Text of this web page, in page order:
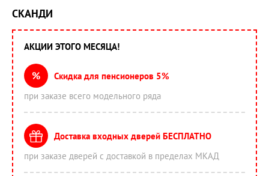
СКАНДИ
АКЦИИ ЭТОГО МЕСЯЦА!
%
Скидка для пенсионеров 5%
при заказе всего модельного ряда
Доставка входных дверей БЕСПЛАТНО
при заказе дверей с доставкой в пределах МКАД